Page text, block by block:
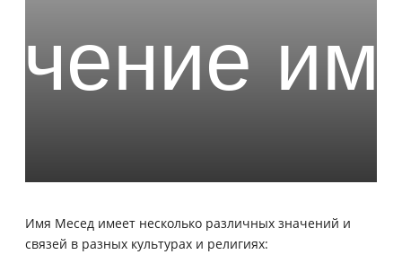
Имя Месед имеет несколько различных значений и
связей в разных культурах и религиях: